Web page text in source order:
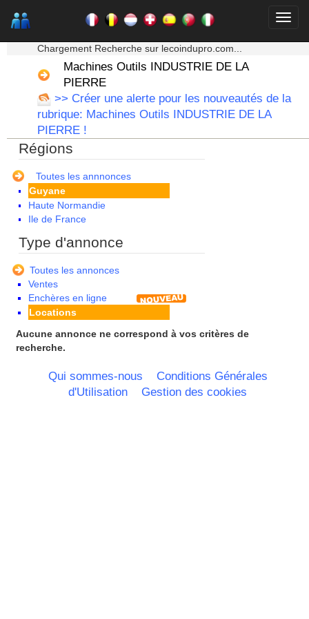
Chargement Recherche sur lecoindupro.com...
Machines Outils INDUSTRIE DE LA
PIERRE
>> Créer une alerte pour les nouveautés de la
rubrique: Machines Outils INDUSTRIE DE LA
PIERRE !
Régions
Toutes les annnonces
Aquitaine
Auvergne
Basse Normandie
Bourgogne
Bretagne
Centre
Champagne Ardenne
Corse
Franche Comte - Suisse
Guadeloupe
Guyane
Haute Normandie
Ile de France
Languedoc Roussillon
Lorraine
Martinique
Mayotte
Midi Pyrenees - Espagne -
Portugal
Nord Pas de Calais - Belgique -
Pays de la Loire
Picardie
Poitou Charentes
Type d'annonce
Toutes les annonces
Ventes
Enchères en ligne
Locations
Aucune annonce ne correspond à vos critères de
recherche.
Qui sommes-nous
Conditions Générales
d'Utilisation
Gestion des cookies